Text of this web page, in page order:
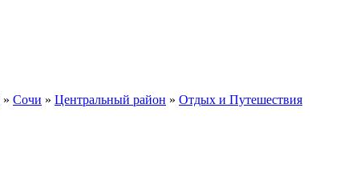
» Сочи » Центральный район » Отдых и Путешествия